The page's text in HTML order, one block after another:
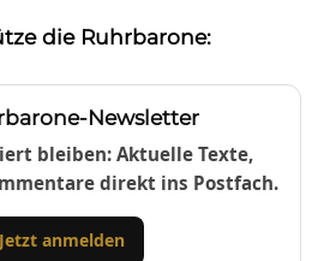
die Ruhrbarone:
Newsletter
bleiben: Aktuelle Texte,
direkt ins Postfach.
Jetzt anmelden